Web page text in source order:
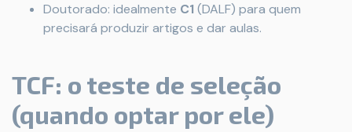
Doutorado: idealmente C1 (DALF) para quem
precisará produzir artigos e dar aulas.
TCF: o teste de seleção
(quando optar por ele)